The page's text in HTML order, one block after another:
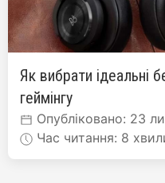
Як вибрати ідеальні
геймінгу
Опубліковано: 23
Час читання: 8